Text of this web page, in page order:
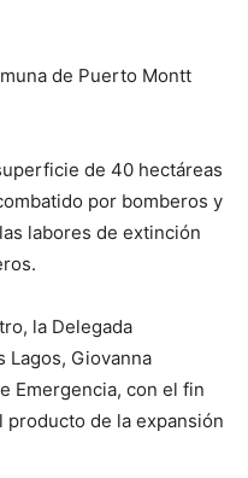
de Puerto Montt
de 40 hectáreas
por bomberos y
labores de extinción
la Delegada
Lagos, Giovanna
Emergencia, con el fin
producto de la expansión